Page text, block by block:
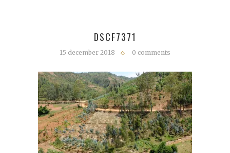
DSCF7371
15 december 2018 0 comments